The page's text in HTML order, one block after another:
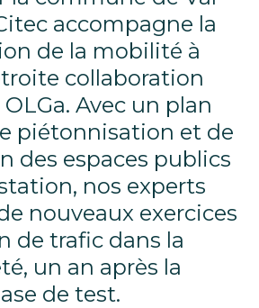
accompagne la
de la mobilité à
collaboration
OLGa. Avec un plan
piétonnisation et de
des espaces publics
nos experts
nouveaux exercices
de trafic dans la
un an après la
de test.